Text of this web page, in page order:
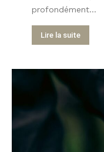
profondément...
Lire la suite